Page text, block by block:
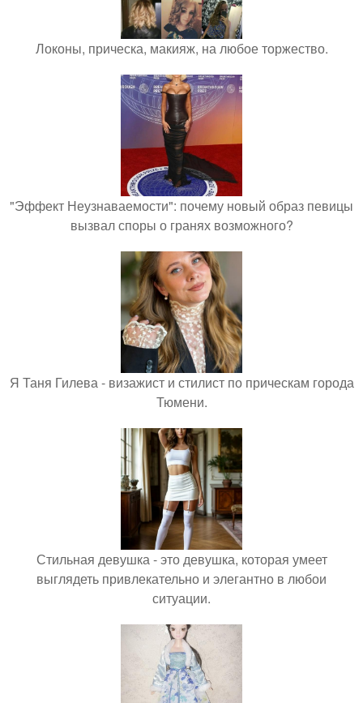
Локоны, прическа, макияж, на любое торжество.
"Эффект Неузнаваемости": почему новый образ певицы
вызвал споры о гранях возможного?
Я Таня Гилева - визажист и стилист по прическам города
Тюмени.
Стильная девушка - это девушка, которая умеет
выглядеть привлекательно и элегантно в любои
ситуации.